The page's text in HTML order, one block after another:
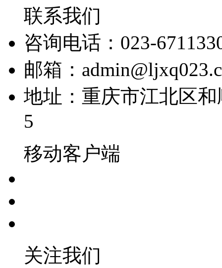
联系我们
咨询电话：023-
邮箱：
地址：重庆市江北区
5
移动客户端
关注我们